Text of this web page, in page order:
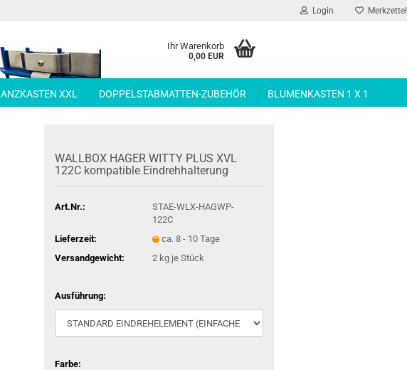
Login Merkzettel
Ihr Warenkorb
0,00 EUR
XXL DOPPELSTABMATTEN-ZUBEHÖR BLUMENKASTEN 1 X 1
WALL­BOX HAGER WITTY PLUS XVL
122C kom­pa­ti­ble Ein­dreh­hal­te­rung
Art.Nr.:
STAE-WLX-HAGWP-
122C
Lieferzeit:
ca. 8 - 10 Tage
Versandgewicht:
2kg je Stück
Ausführung:
Farbe: